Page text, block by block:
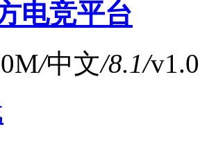
电竞平台
/中文/8.1/v1.0